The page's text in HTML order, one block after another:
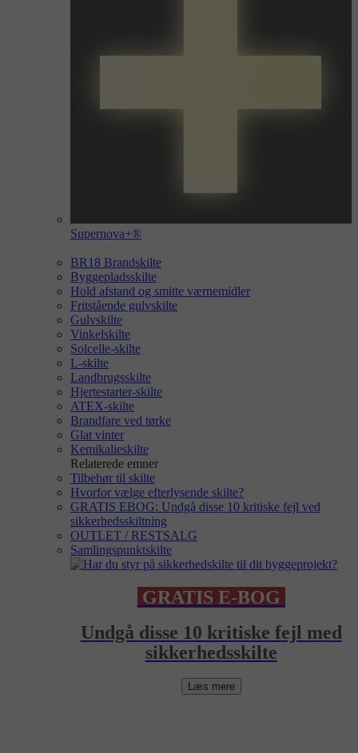
Supernova+®
BR18 Brandskilte
Byggepladsskilte
Hold afstand og smitte værnemidler
Fritstående gulvskilte
Gulvskilte
Vinkelskilte
Solcelle-skilte
L-skilte
Landbrugsskilte
Hjertestarter-skilte
ATEX-skilte
Brandfare ved tørke
Glat vinter
Kemikalieskilte
Relaterede emner
Tilbehør til skilte
Hvorfor vælge efterlysende skilte?
GRATIS EBOG: Undgå disse 10 kritiske fejl ved
sikkerhedsskiltning
OUTLET / RESTSALG
Samlingspunktskilte
GRATIS E-BOG
Undgå disse 10 kritiske fejl med
sikkerhedsskilte
Læs mere